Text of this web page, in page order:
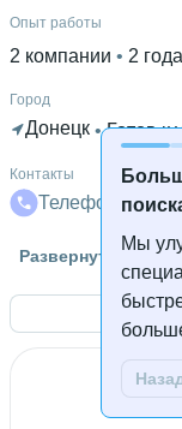
Мы
Опыт работы
2 компании 2
Город
Донецк • Готов к
Контакты
Телефон
Английский В1
Высшее образование
Развернуть